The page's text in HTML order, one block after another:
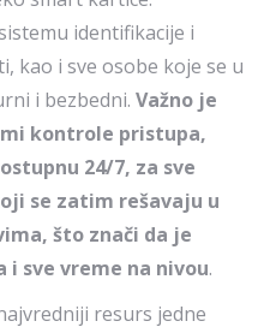
identifikacije i
kao i sve osobe koje se u
i bezbedni. Važno je
kontrole pristupa,
24/7, za sve
se zatim rešavaju u
što znači da je
sve vreme na nivou.
resurs jedne